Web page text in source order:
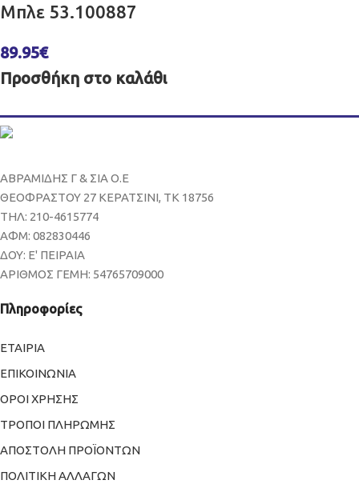
Μπλε 53.100887
89.95€
Προσθήκη στο καλάθι
ΑΒΡΑΜΙΔΗΣ Γ & ΣΙΑ Ο.Ε
ΘΕΟΦΡΑΣΤΟΥ 27 ΚΕΡΑΤΣΙΝΙ, ΤΚ 18756
ΤΗΛ: 210-4615774
ΑΦΜ: 082830446
ΔΟΥ: Ε' ΠΕΙΡΑΙΑ
ΑΡΙΘΜΟΣ ΓΕΜΗ: 54765709000
Πληροφορίες
ΕΤΑΙΡΙΑ
ΕΠΙΚΟΙΝΩΝΙΑ
ΟΡΟΙ ΧΡΗΣΗΣ
ΤΡΟΠΟΙ ΠΛΗΡΩΜΗΣ
ΑΠΟΣΤΟΛΗ ΠΡΟΪΟΝΤΩΝ
ΠΟΛΙΤΙΚΗ ΑΛΛΑΓΩΝ